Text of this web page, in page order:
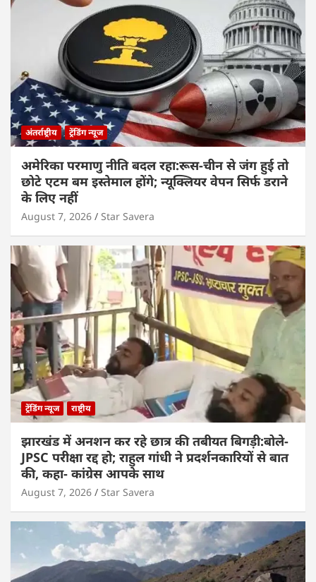
अंतर्राष्ट्रीय ट्रेंडिंग न्यूज
अमेरिका परमाणु नीति बदल रहा:रूस-चीन से जंग हुई तो
छोटे एटम बम इस्तेमाल होंगे; न्यूक्लियर वेपन सिर्फ डराने
के लिए नहीं
August 7, 2026 Star Savera
ट्रेंडिंग न्यूज राष्ट्रीय
झारखंड में अनशन कर रहे छात्र की तबीयत बिगड़ी:बोले-
JPSC परीक्षा रद्द हो; राहुल गांधी ने प्रदर्शनकारियों से बात
की, कहा- कांग्रेस आपके साथ
August 7, 2026 Star Savera